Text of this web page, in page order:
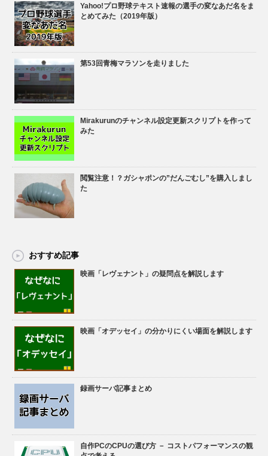
Yahoo!プロ野球テキスト速報の選手の変なあだ名をま
とめてみた（2019年版）
第53回青梅マラソンを走りました
Mirakurunのチャンネル設定更新スクリプトを作って
みた
閲覧注意！？ガシャポンの”だんごむし”を購入しまし
た
おすすめ記事
映画「レヴェナント」の疑問点を解説します
映画「オデッセイ」の分かりにくい場面を解説します
録画サーバ記事まとめ
自作PCのCPUの選び方 － コストパフォーマンスの観